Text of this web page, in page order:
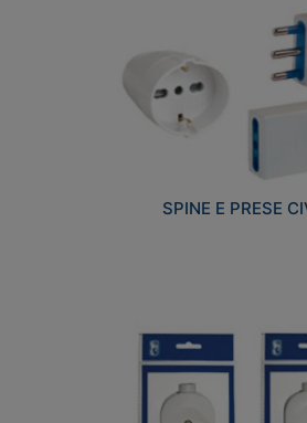
SPINE E PRESE